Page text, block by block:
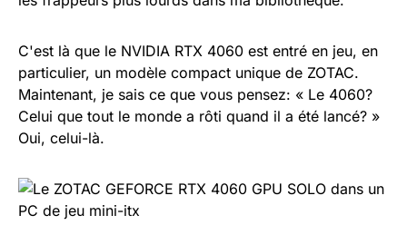
C'est là que le NVIDIA RTX 4060 est entré en jeu, en
particulier, un modèle compact unique de ZOTAC.
Maintenant, je sais ce que vous pensez: « Le 4060?
Celui que tout le monde a rôti quand il a été lancé? »
Oui, celui-là.